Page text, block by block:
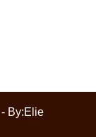
By:Elie